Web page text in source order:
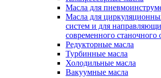
Масла для
Масла для
систем и для
современного станочного
Редукторные масла
Турбинные масла
Холодильные масла
Вакуумные масла